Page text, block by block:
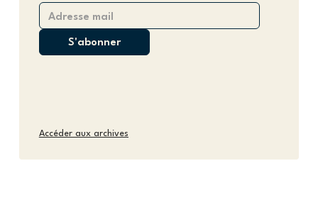
Accéder aux archives